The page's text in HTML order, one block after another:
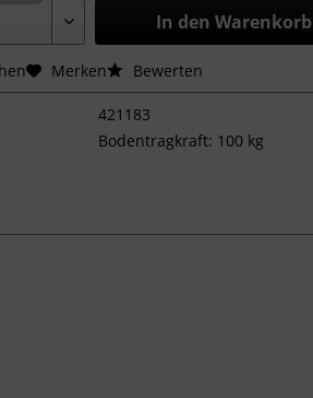
In den Warenkorb
Merken Bewerten
421183
Bodentragkraft: 100 kg